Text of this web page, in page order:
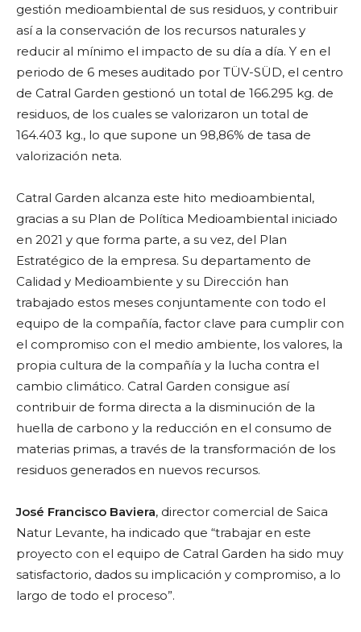
gestión medioambiental de sus residuos, y contribuir
así a la conservación de los recursos naturales y
reducir al mínimo el impacto de su día a día. Y en el
periodo de 6 meses auditado por TÜV-SÜD, el centro
de Catral Garden gestionó un total de 166.295 kg. de
residuos, de los cuales se valorizaron un total de
164.403 kg., lo que supone un 98,86% de tasa de
valorización neta.
Catral Garden alcanza este hito medioambiental,
gracias a su Plan de Política Medioambiental iniciado
en 2021 y que forma parte, a su vez, del Plan
Estratégico de la empresa. Su departamento de
Calidad y Medioambiente y su Dirección han
trabajado estos meses conjuntamente con todo el
equipo de la compañía, factor clave para cumplir con
el compromiso con el medio ambiente, los valores, la
propia cultura de la compañía y la lucha contra el
cambio climático. Catral Garden consigue así
contribuir de forma directa a la disminución de la
huella de carbono y la reducción en el consumo de
materias primas, a través de la transformación de los
residuos generados en nuevos recursos.
José Francisco Baviera, director comercial de Saica
Natur Levante, ha indicado que “trabajar en este
proyecto con el equipo de Catral Garden ha sido muy
satisfactorio, dados su implicación y compromiso, a lo
largo de todo el proceso”.